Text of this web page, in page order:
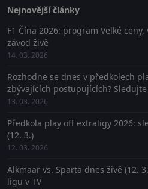
Nejnovější články
F1 Čína 2026: program Velké
závod živě
14. 03. 2026
Rozhodne se dnes v předkolech
zbývajících postupujících? Sledujte
13. 03. 2026
Předkola play off extraligy 2026:
(12. 3.)
12. 03. 2026
Alkmaar vs. Sparta dnes živě (12.
ligu v TV